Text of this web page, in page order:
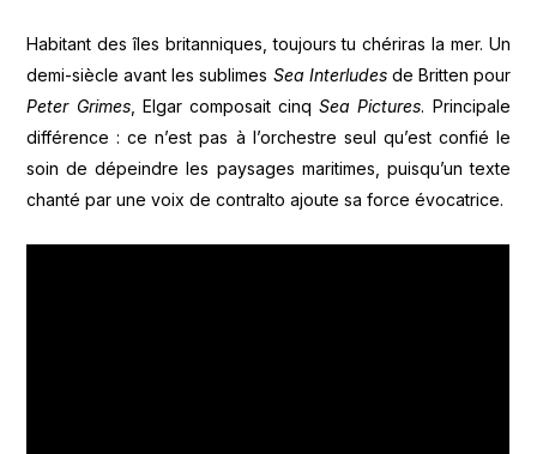
Habitant des îles britanniques, toujours tu chériras la mer. Un
demi-siècle avant les sublimes Sea Interludesde Britten pour
Peter Grimes, Elgar composait cinqSea Pictures. Principale
différence : ce n’est pas à l’orchestre seul qu’est confié le
soin de dépeindre les paysages maritimes, puisqu’un texte
chanté par une voix de contralto ajoute sa force évocatrice.